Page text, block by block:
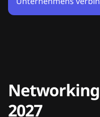
Networking
2027